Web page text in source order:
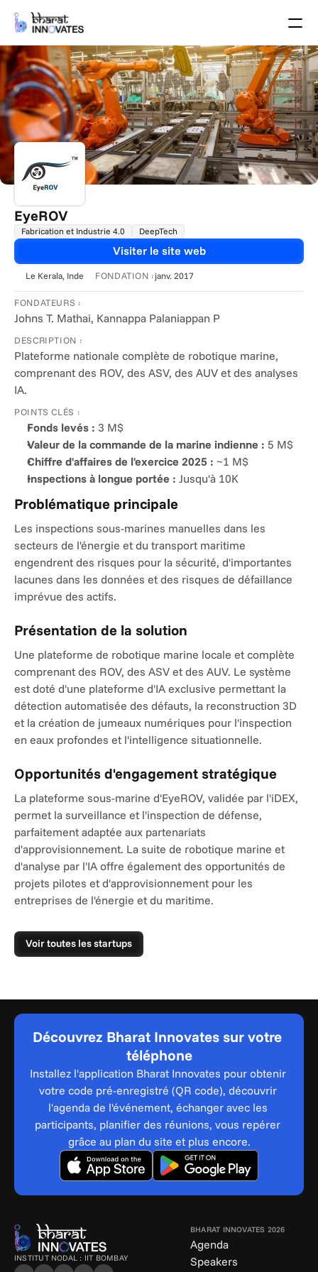
Agenda
Speakers
Thèmes
Startups
Le monde universitaire
Partenaires de Croissance
Programme des pitchs
Lieu de l'événement
Plan du site
À propos
Select Language
EyeROV
Fabrication et Industrie 4.0 DeepTech
Visiter le site web
Le Kerala, Inde FONDATION : janv. 2017
FONDATEURS :
Johns T. Mathai, Kannappa Palaniappan P
DESCRIPTION :
Plateforme nationale complète de robotique marine,
comprenant des ROV, des ASV, des AUV et des analyses
IA.
POINTS CLÉS :
Fonds levés : 3 M$
Valeur de la commande de la marine indienne : 5 M$
Chiffre d'affaires de l'exercice 2025 : ~1 M$
Inspections à longue portée : Jusqu'à 10K
Problématique principale
Les inspections sous-marines manuelles dans les
secteurs de l'énergie et du transport maritime
engendrent des risques pour la sécurité, d'importantes
lacunes dans les données et des risques de défaillance
imprévue des actifs.
Présentation de la solution
Une plateforme de robotique marine locale et complète
comprenant des ROV, des ASV et des AUV. Le système
est doté d'une plateforme d'IA exclusive permettant la
détection automatisée des défauts, la reconstruction 3D
et la création de jumeaux numériques pour l'inspection
en eaux profondes et l'intelligence situationnelle.
Opportunités d'engagement stratégique
La plateforme sous-marine d'EyeROV, validée par l'iDEX,
permet la surveillance et l'inspection de défense,
parfaitement adaptée aux partenariats
d'approvisionnement. La suite de robotique marine et
d'analyse par l'IA offre également des opportunités de
projets pilotes et d'approvisionnement pour les
entreprises de l'énergie et du maritime.
Voir toutes les startups
Découvrez Bharat Innovates sur votre
téléphone
Installez l'application Bharat Innovates pour obtenir
votre code pré-enregistré (QR code), découvrir
l'agenda de l'événement, échanger avec les
participants, planifier des réunions, vous repérer
grâce au plan du site et plus encore.
INSTITUT NODAL : IIT BOMBAY
BHARAT INNOVATES 2026
Agenda
Speakers